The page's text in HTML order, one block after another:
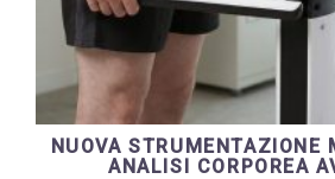
NUOVA STRUMENTAZIONE
ANALISI CORPOREA